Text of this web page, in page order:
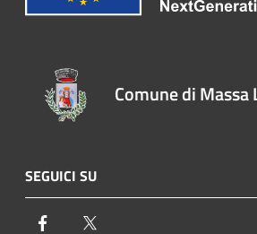
Comune di Massa
SEGUICI SU
Facebook